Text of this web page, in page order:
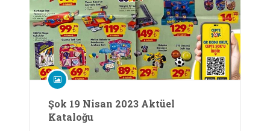
Şok 19 Nisan 2023 Aktüel
Kataloğu